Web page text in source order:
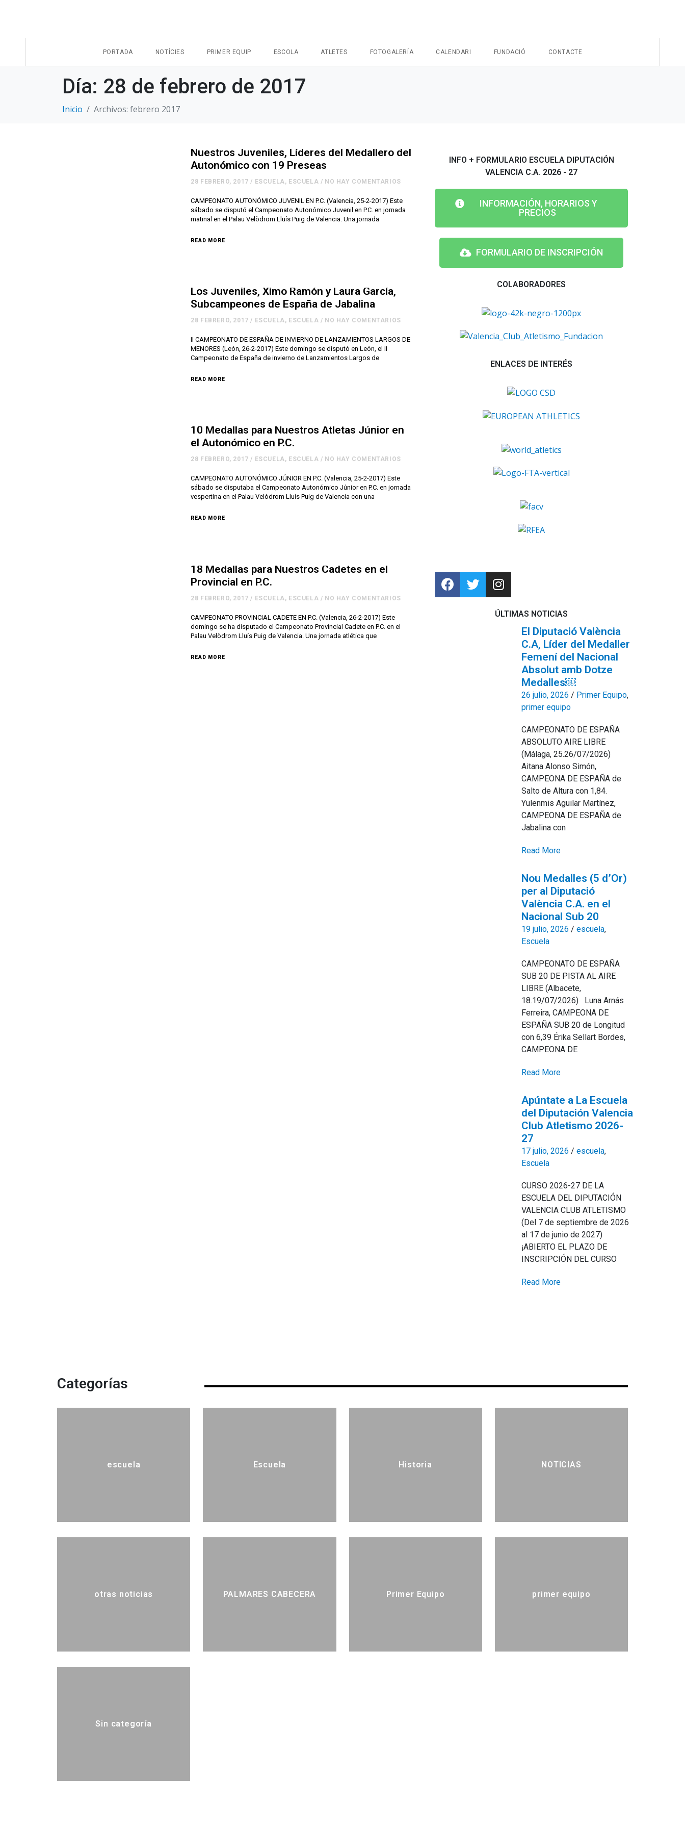
PORTADA NOTÍCIES PRIMER EQUIP ESCOLA ATLETES FOTOGALERÍA CALENDARI FUNDACIÓ CONTACTE
Día: 28 de febrero de 2017
Inicio Archivos: febrero 2017
Nuestros Juveniles, Líderes del Medallero del
Autonómico con 19 Preseas
28 FEBRERO, 2017 / ESCUELA, ESCUELA / NO HAY COMENTARIOS
CAMPEONATO AUTONÓMICO JUVENIL EN P.C. (Valencia, 25-2-2017) Este
sábado se disputó el Campeonato Autonómico Juvenil en P.C. en jornada
matinal en el Palau Velòdrom Lluís Puig de Valencia. Una jornada
READ MORE
Los Juveniles, Ximo Ramón y Laura García,
Subcampeones de España de Jabalina
28 FEBRERO, 2017 / ESCUELA, ESCUELA / NO HAY COMENTARIOS
II CAMPEONATO DE ESPAÑA DE INVIERNO DE LANZAMIENTOS LARGOS DE
MENORES (León, 26-2-2017) Este domingo se disputó en León, el II
Campeonato de España de invierno de Lanzamientos Largos de
READ MORE
10 Medallas para Nuestros Atletas Júnior en
el Autonómico en P.C.
28 FEBRERO, 2017 / ESCUELA, ESCUELA / NO HAY COMENTARIOS
CAMPEONATO AUTONÓMICO JÚNIOR EN P.C. (Valencia, 25-2-2017) Este
sábado se disputaba el Campeonato Autonómico Júnior en P.C. en jornada
vespertina en el Palau Velòdrom Lluís Puig de Valencia con una
READ MORE
18 Medallas para Nuestros Cadetes en el
Provincial en P.C.
28 FEBRERO, 2017 / ESCUELA , ESCUELA / NO HAY COMENTARIOS
CAMPEONATO PROVINCIAL CADETE EN P.C. (Valencia, 26-2-2017) Este
domingo se ha disputado el Campeonato Provincial Cadete en P.C. en el
Palau Velòdrom Lluís Puig de Valencia. Una jornada atlética que
READ MORE
INFO + FORMULARIO ESCUELA DIPUTACIÓN
VALENCIA C.A. 2026 - 27
INFORMACIÓN, HORARIOS Y
PRECIOS
FORMULARIO DE INSCRIPCIÓN
COLABORADORES
ENLACES DE INTERÉS
ÚLTIMAS NOTICIAS
El Diputació València
C.A, Líder del Medaller
Femení del Nacional
Absolut amb Dotze
Medalles￼
26 julio, 2026 / Primer Equipo,
primer equipo
CAMPEONATO DE ESPAÑA
ABSOLUTO AIRE LIBRE
(Málaga, 25.26/07/2026)
Aitana Alonso Simón,
CAMPEONA DE ESPAÑA de
Salto de Altura con 1,84.
Yulenmis Aguilar Martínez,
CAMPEONA DE ESPAÑA de
Jabalina con
Read More
Nou Medalles (5 d’Or)
per al Diputació
València C.A. en el
Nacional Sub 20
19 julio, 2026 / escuela,
Escuela
CAMPEONATO DE ESPAÑA
SUB 20 DE PISTA AL AIRE
LIBRE (Albacete,
18.19/07/2026) Luna Arnás
Ferreira, CAMPEONA DE
ESPAÑA SUB 20 de Longitud
con 6,39 Érika Sellart Bordes,
CAMPEONA DE
Read More
Apúntate a La Escuela
del Diputación Valencia
Club Atletismo 2026-
27
17 julio, 2026 / escuela,
Escuela
CURSO 2026-27 DE LA
ESCUELA DEL DIPUTACIÓN
VALENCIA CLUB ATLETISMO
(Del 7 de septiembre de 2026
al 17 de junio de 2027)
¡ABIERTO EL PLAZO DE
INSCRIPCIÓN DEL CURSO
Read More
Categorías
escuela Escuela Historia NOTICIAS
otras noticias PALMARES CABECERA Primer Equipo primer equipo
Sin categoría